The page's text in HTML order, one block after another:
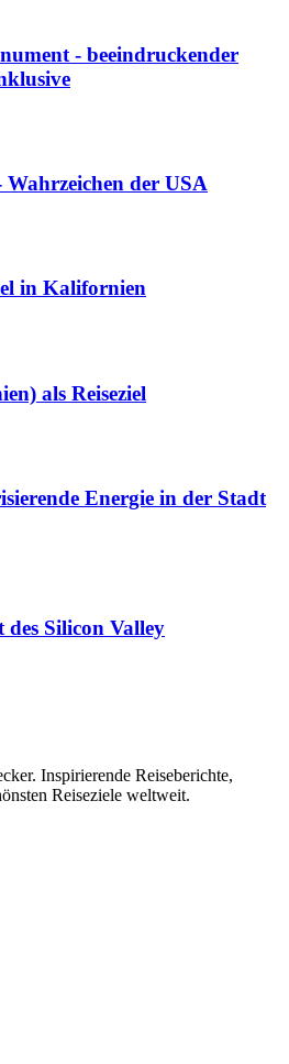
- beeindruckender
der USA
in Kalifornien
als Reiseziel
Energie in der Stadt
des Silicon Valley
Inspirierende Reiseberichte,
Reiseziele weltweit.